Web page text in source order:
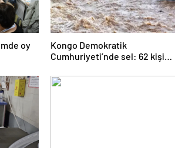
oy
Kongo Demokratik
Cumhuriyeti’nde sel: 62 kişi